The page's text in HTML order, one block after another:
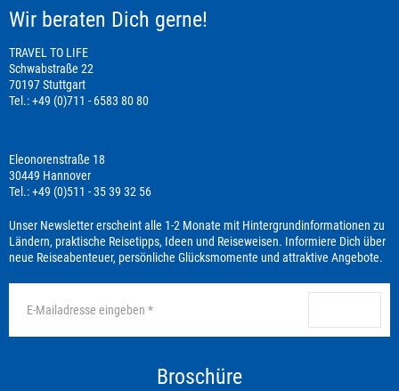
Wir beraten Dich gerne!
TRAVEL TO LIFE
Schwabstraße 22
70197 Stuttgart
Tel.: +49 (0)711 - 6583 80 80
Eleonorenstraße 18
30449 Hannover
Tel.: +49 (0)511 - 35 39 32 56
Unser Newsletter erscheint alle 1-2 Monate mit Hintergrundinformationen zu
Ländern, praktische Reisetipps, Ideen und Reiseweisen. Informiere Dich über
neue Reiseabenteuer, persönliche Glücksmomente und attraktive Angebote.
Broschüre